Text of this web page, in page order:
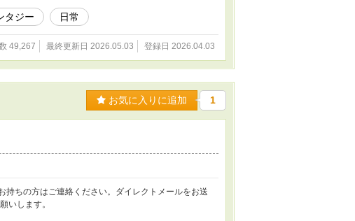
タジー 日常
49,267 最終更新日 2026.05.03 登録日 2026.04.03
お気に入りに追加 1
ちの方はご連絡ください。ダイレクトメールをお送
いします。